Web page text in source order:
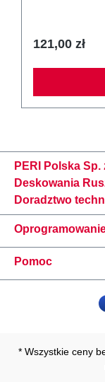
121,00 zł
PERI Polska Sp.
Deskowania
Doradztwo
Pomoc
* Wszystkie ceny